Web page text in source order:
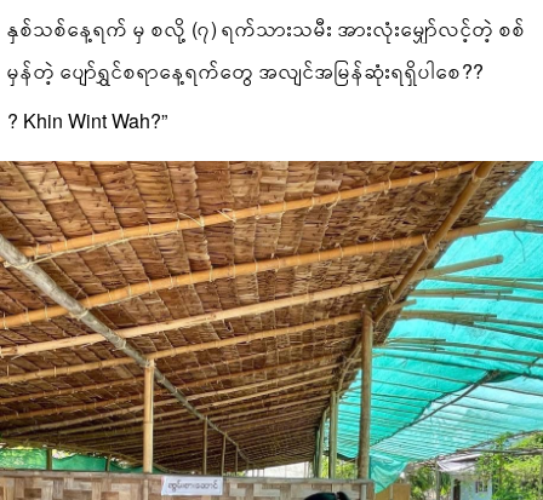
နှစ်သစ်နေ့ရက် မှ စလို့ (၇) ရက်သားသမီး အားလုံးမျှော်လင့်တဲ့ စစ်
မှန်တဲ့ ပျော်ရွှင်စရာနေ့ရက်တွေ အလျင်အမြန်ဆုံးရရှိပါစေ??
? Khin Wint Wah?”